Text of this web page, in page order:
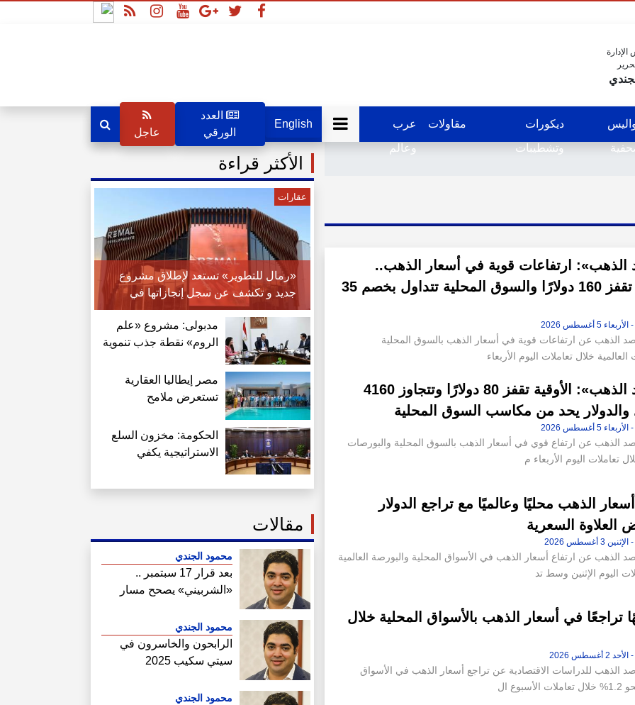
ديكورات
وتشطيبات
مقاولات
عرب
وعالم
English
العدد
الورقي
عاجل
ارتفاعات قوية في أسعار الذهب..
الأوقية تقفز 160 دولارًا والسوق المحلية تتداول بخصم 35
عن ارتفاعات قوية في أسعار الذهب بالسوق المحلية
خلال تعاملات اليوم الأربعاء
«مرصد الذهب»: الأوقية تقفز 80 دولارًا وتتجاوز 4160
والدولار يحد من مكاسب السوق المحلية
عن ارتفاع قوي في أسعار الذهب بالسوق المحلية والبورصات
تعاملات اليوم الأربعاء م
أسعار الذهب محليًا وعالميًا مع تراجع الدولار
العلاوة السعرية
عن ارتفاع أسعار الذهب في الأسواق المحلية والبورصة العالمية
اليوم الإثنين وسط تد
تراجعًا في أسعار الذهب بالأسواق المحلية خلال
للدراسات الاقتصادية عن تراجع أسعار الذهب في الأسواق
ال
الأكثر قراءة
عقارات
«رمال للتطوير» تستعد لإطلاق مشروع
جديد و تكشف عن سجل إنجازاتها في
منطقة غرب القاهرة
مدبولى: مشروع «علم
الروم» نقطة جذب تنموية
الشمالي
مصر إيطاليا العقارية
تستعرض ملامح
Amare Seafront Villas
الحكومة: مخزون السلع
الاستراتيجية يكفي
المحلي ويصل في بعض
مقالات
محمود الجندي
بعد قرار 17 سبتمبر ..
«الشربيني» يصحح مسار
محمود الجندي
الرابحون والخاسرون في
سيتي سكيب 2025
محمود الجندي